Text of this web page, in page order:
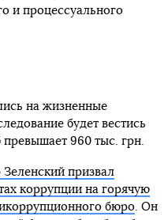
и процессуального
на жизненные
будет вестись
960 тыс. грн.
призвал
коррупции на горячую
бюро. Он